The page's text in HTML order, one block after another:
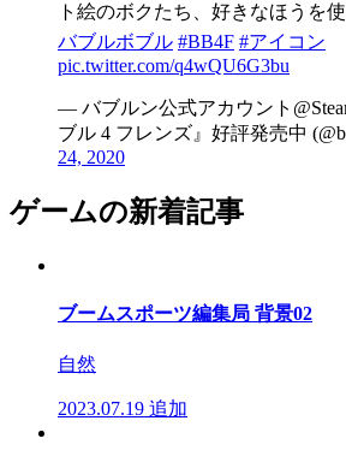
ト絵のボクたち、好きなほうを
バブルボブル #BB4F #アイコン
pic.twitter.com/q4wQU6G3bu
— バブルン公式アカウント
ブル 4 フレンズ』好評発売中
24, 2020
ゲームの新着記事
ブームスポーツ編集局 背景02
自然
2023.07.19 追加